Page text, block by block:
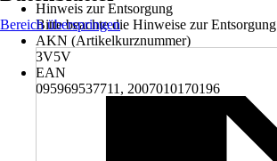
Hinweis zur Entsorgung
Bitte beachte die Hinweise zur Entsorgung
AKN (Artikelkurznummer)
3V5V
EAN
095969537711, 2007010170196
Bereich überspringen